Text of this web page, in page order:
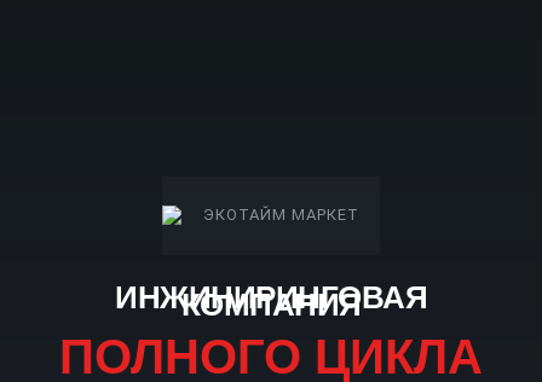
ИНЖИНИРИНГОВАЯ
КОМПАНИЯ
ПОЛНОГО ЦИКЛА